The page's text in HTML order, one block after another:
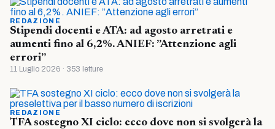
REDAZIONE
Stipendi docenti e ATA: ad agosto arretrati e
aumenti fino al 6,2%. ANIEF: ”Attenzione agli
errori”
11 Luglio 2026 · 353 letture
REDAZIONE
TFA sostegno XI ciclo: ecco dove non si svolgerà la